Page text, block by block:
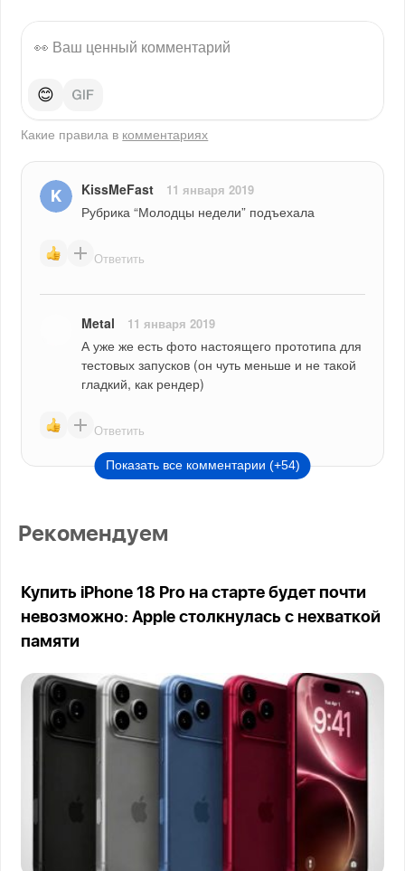
😊
Какие правила в комментариях
KissMeFast 11 января 2019
Рубрика “Молодцы недели” подъехала
Ответить
Metal 11 января 2019
А уже же есть фото настоящего прототипа для
тестовых запусков (он чуть меньше и не такой
гладкий, как рендер)
Ответить
Показать все комментарии (+54)
Рекомендуем
Купить iPhone 18 Pro на старте будет почти
невозможно: Apple столкнулась с нехваткой
памяти